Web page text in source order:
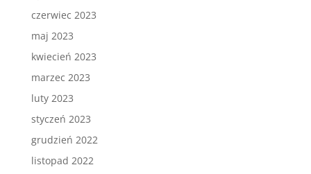
czerwiec 2023
maj 2023
kwiecień 2023
marzec 2023
luty 2023
styczeń 2023
grudzień 2022
listopad 2022